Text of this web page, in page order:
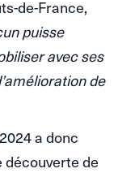
de-France,
puisse
avec ses
de
a donc
découverte de